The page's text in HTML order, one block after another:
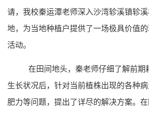
请，我校秦运潭老师深入沙湾轸溪镇轸
地，为当地种植户提供了一场极具价值
活动。
在田间地头，秦老师仔细了解前期
生长状况后，针对当前植株出现的各种
肥力等问题，提出了详尽的解决方案。